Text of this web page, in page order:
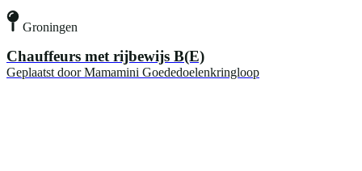
Groningen
Chauffeurs met rijbewijs B(E)
Geplaatst door Mamamini Goededoelenkringloop